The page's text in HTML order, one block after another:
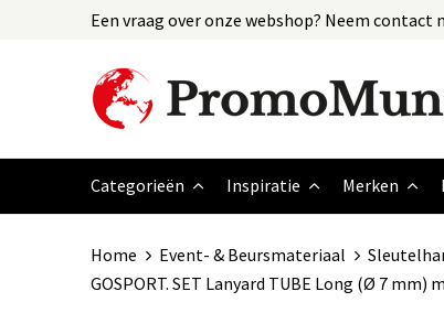
Een vraag over onze webshop? Neem
Categorieën Inspiratie Merken
Home Event- & Beursmateriaal
GOSPORT. SET Lanyard TUBE Long (Ø 7